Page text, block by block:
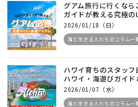
グアム旅行に行くな
ガイドが教える究極の
2026/01/18（日）
海と生きる人たちのコラム一
ハワイ育ちのスタッ
ハワイ・海遊びガイド
2026/01/07（水）
海と生きる人たちのコラム一